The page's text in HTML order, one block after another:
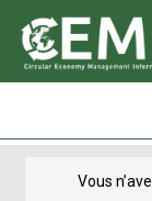
l'école, de faire des courses ou de faire du shopping.
Vous